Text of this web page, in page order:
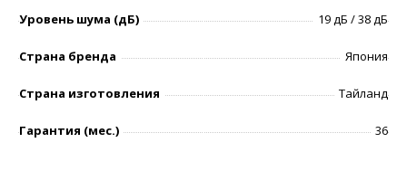
Уровень шумa (дБ) 19 дБ / 38 дБ
Страна бренда Япония
Страна изготовления Тайланд
Гарантия (мес.) 36